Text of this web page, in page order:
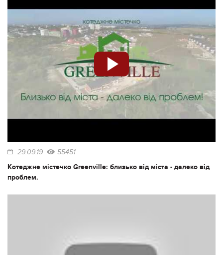
29.09.19 55451
Котеджне містечко Greenville: близько від міста - далеко від
проблем.